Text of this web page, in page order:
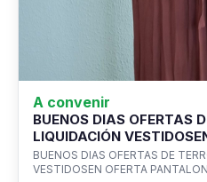
A convenir
BUENOS DIAS OFERTAS
LIQUIDACIÓN
BUENOS DIAS OFERTAS DE
VESTIDOSEN OFERTA